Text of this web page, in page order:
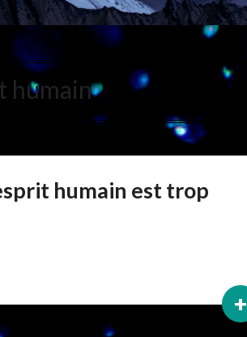
humain
humain est trop
+